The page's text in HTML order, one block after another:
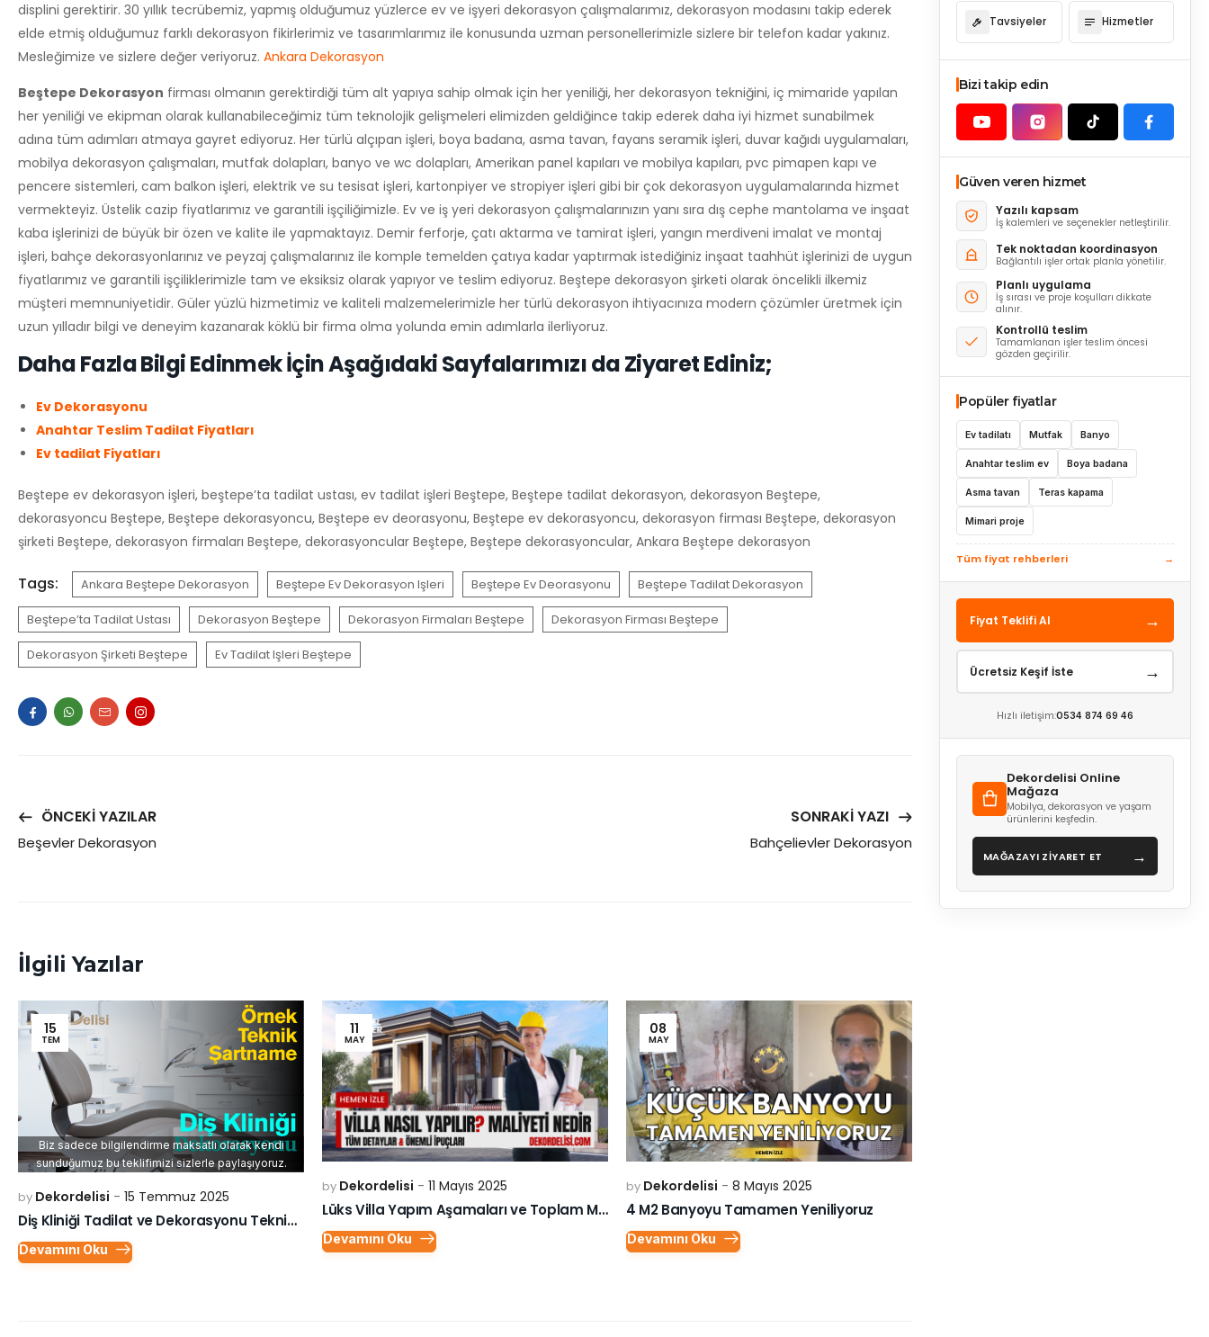
Tavsiyeler Hizmetler
Bizi takip edin
Güven veren hizmet
Yazılı kapsam
İş kalemleri ve seçenekler netleştirilir.
Tek noktadan koordinasyon
Bağlantılı işler ortak planla yönetilir.
Planlı uygulama
İş sırası ve proje koşulları dikkate
alınır.
Kontrollü teslim
Tamamlanan işler teslim öncesi
gözden geçirilir.
Popüler fiyatlar
Ev tadilatı Mutfak Banyo
Anahtar teslim ev Boya badana
Asma tavan Teras kapama
Mimari proje
Tüm fiyat rehberleri →
Fiyat Teklifi Al →
Ücretsiz Keşif İste →
Hızlı iletişim:0534 874 69 46
Dekordelisi Online
Mağaza
Mobilya, dekorasyon ve yaşam
ürünlerini keşfedin.
MAĞAZAYI ZİYARET ET →
displini gerektirir. 30 yıllık tecrübemiz, yapmış olduğumuz yüzlerce ev ve işyeri dekorasyon çalışmalarımız, dekorasyon modasını takip ederek
elde etmiş olduğumuz farklı dekorasyon fikirlerimiz ve tasarımlarımız ile konusunda uzman personellerimizle sizlere bir telefon kadar yakınız.
Mesleğimize ve sizlere değer veriyoruz. Ankara Dekorasyon
Beştepe Dekorasyon firması olmanın gerektirdiği tüm alt yapıya sahip olmak için her yeniliği, her dekorasyon tekniğini, iç mimaride yapılan
her yeniliği ve ekipman olarak kullanabileceğimiz tüm teknolojik gelişmeleri elimizden geldiğince takip ederek daha iyi hizmet sunabilmek
adına tüm adımları atmaya gayret ediyoruz. Her türlü alçıpan işleri, boya badana, asma tavan, fayans seramik işleri, duvar kağıdı uygulamaları,
mobilya dekorasyon çalışmaları, mutfak dolapları, banyo ve wc dolapları, Amerikan panel kapıları ve mobilya kapıları, pvc pimapen kapı ve
pencere sistemleri, cam balkon işleri, elektrik ve su tesisat işleri, kartonpiyer ve stropiyer işleri gibi bir çok dekorasyon uygulamalarında hizmet
vermekteyiz. Üstelik cazip fiyatlarımız ve garantili işçiliğimizle. Ev ve iş yeri dekorasyon çalışmalarınızın yanı sıra dış cephe mantolama ve inşaat
kaba işlerinizi de büyük bir özen ve kalite ile yapmaktayız. Demir ferforje, çatı aktarma ve tamirat işleri, yangın merdiveni imalat ve montaj
işleri, bahçe dekorasyonlarınız ve peyzaj çalışmalarınız ile komple temelden çatıya kadar yaptırmak istediğiniz inşaat taahhüt işlerinizi de uygun
fiyatlarımız ve garantili işçiliklerimizle tam ve eksiksiz olarak yapıyor ve teslim ediyoruz. Beştepe dekorasyon şirketi olarak öncelikli ilkemiz
müşteri memnuniyetidir. Güler yüzlü hizmetimiz ve kaliteli malzemelerimizle her türlü dekorasyon ihtiyacınıza modern çözümler üretmek için
uzun yılladır bilgi ve deneyim kazanarak köklü bir firma olma yolunda emin adımlarla ilerliyoruz.
Daha Fazla Bilgi Edinmek İçin Aşağıdaki Sayfalarımızı da Ziyaret Ediniz;
Ev Dekorasyonu
Anahtar Teslim Tadilat Fiyatları
Ev tadilat Fiyatları
Beştepe ev dekorasyon işleri, beştepe’ta tadilat ustası, ev tadilat işleri Beştepe, Beştepe tadilat dekorasyon, dekorasyon Beştepe,
dekorasyoncu Beştepe, Beştepe dekorasyoncu, Beştepe ev deorasyonu, Beştepe ev dekorasyoncu, dekorasyon firması Beştepe, dekorasyon
şirketi Beştepe, dekorasyon firmaları Beştepe, dekorasyoncular Beştepe, Beştepe dekorasyoncular, Ankara Beştepe dekorasyon
Tags: Ankara Beştepe Dekorasyon Beştepe Ev Dekorasyon Işleri Beştepe Ev Deorasyonu Beştepe Tadilat Dekorasyon
Beştepe’ta Tadilat Ustası Dekorasyon Beştepe Dekorasyon Firmaları Beştepe Dekorasyon Firması Beştepe
Dekorasyon Şirketi Beştepe Ev Tadilat Işleri Beştepe
ÖNCEKI YAZILAR
Beşevler Dekorasyon
SONRAKI YAZI
Bahçelievler Dekorasyon
İlgili Yazılar
15
TEM
Biz sadece bilgilendirme maksatlı olarak kendi
sunduğumuz bu teklifimizi sizlerle paylaşıyoruz.
by Dekordelisi 15 Temmuz 2025
Diş Kliniği Tadilat ve Dekorasyonu Teknik Şartnamesi
Devamını Oku
11
MAY
by Dekordelisi 11 Mayıs 2025
Lüks Villa Yapım Aşamaları ve Toplam Maliyeti
Devamını Oku
08
MAY
by Dekordelisi 8 Mayıs 2025
4 M2 Banyoyu Tamamen Yeniliyoruz
Devamını Oku